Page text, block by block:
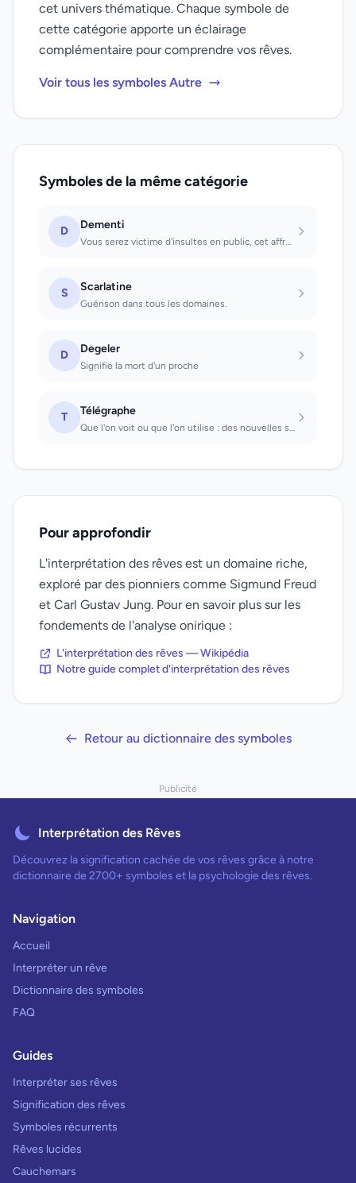
cet univers thématique. Chaque symbole de
cette catégorie apporte un éclairage
complémentaire pour comprendre vos rêves.
Voir tous les symboles Autre
Symboles de la même catégorie
D Dementi
Vous serez victime d'insultes en public, cet affront est injustifié, démentissez...
S Scarlatine
Guérison dans tous les domaines.
D Degeler
Signifie la mort d'un proche
T Télégraphe
Que l'on voit ou que l'on utilise : des nouvelles surprenantes en perspective.
Pour approfondir
L'interprétation des rêves est un domaine riche,
exploré par des pionniers comme Sigmund Freud
et Carl Gustav Jung. Pour en savoir plus sur les
fondements de l'analyse onirique :
L'interprétation des rêves — Wikipédia
Notre guide complet d'interprétation des rêves
Retour au dictionnaire des symboles
Publicité
Interprétation des Rêves
Découvrez la signification cachée de vos rêves grâce à notre
dictionnaire de 2700+ symboles et la psychologie des rêves.
Navigation
Accueil
Interpréter un rêve
Dictionnaire des symboles
FAQ
Guides
Interpréter ses rêves
Signification des rêves
Symboles récurrents
Rêves lucides
Cauchemars